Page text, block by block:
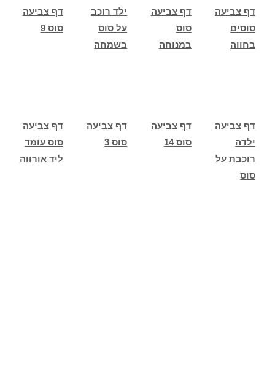
דף צביעה
סוס 9
ילד רוכב
על סוס
בשמחה
דף צביעה
סוס
במנוחה
דף צביעה
סוסים
בחווה
דף צביעה
סוס עומד
ליד אורווה
דף צביעה
סוס 3
דף צביעה
סוס 14
דף צביעה
ילדה
רוכבת על
סוס